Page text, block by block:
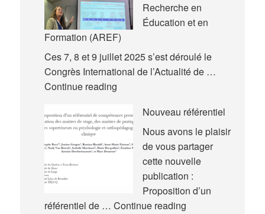
Recherche en
Éducation et en
Formation (AREF)
Ces 7, 8 et 9 juillet 2025 s’est déroulé le
Congrès International de l’Actualité de …
Continue readingNouvelles
–
Congrès
International
l’Actualité
la
Nouveau référentiel
Nous avons le plaisir
de vous partager
cette nouvelle
publication :
Proposition d’un
référentiel de … Continue readingNouveau